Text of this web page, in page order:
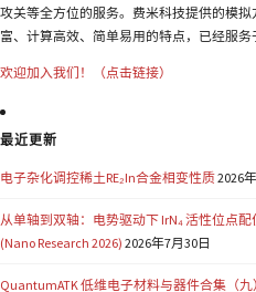
攻关等全方位的服务。费米科技提供的模
富、计算高效、简单易用的特点，已经服务
欢迎加入我们！（点击链接）
最近更新
电子杂化调控稀土RE₂In合金相变性质2026
从单轴到双轴：电势驱动下 IrN₄ 活性位点
(Nano Research 2026) 2026年7月30日
QuantumATK 低维电子材料与器件合集（九